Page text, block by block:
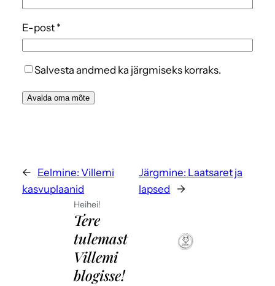
E-post *
Salvesta andmed ka järgmiseks korraks.
← Eelmine: Villemi
kasvuplaanid
Järgmine: Laatsaret ja
lapsed
→
Heihei!
Tere
tulemast
Villemi
blogisse!